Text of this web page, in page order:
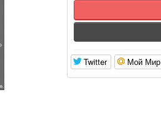
Twitter Мой Мир